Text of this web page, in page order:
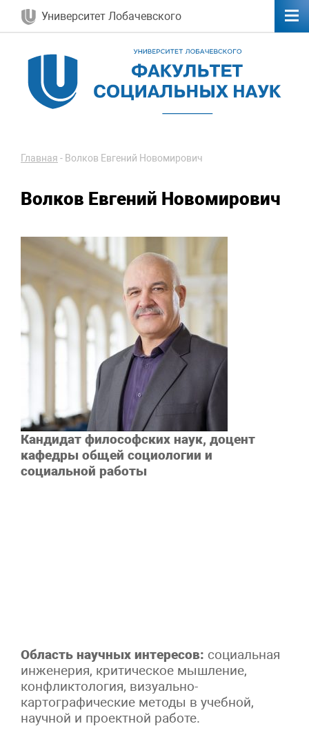
Университет Лобачевского
Главная - Волков Евгений Новомирович
Волков Евгений Новомирович
Кандидат философских наук, доцент
кафедры общей социологии и
социальной работы
Область научных интересов: социальная
инженерия, критическое мышление,
конфликтология, визуально-
картографические методы в учебной,
научной и проектной работе.